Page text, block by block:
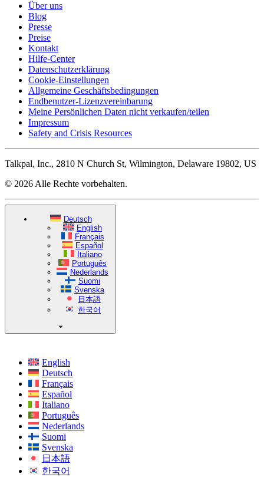
Über uns
Blog
Presse
Preise
Kontakt
Hilfe-Center
Datenschutzerklärung
Cookie-Einstellungen
Allgemeine Geschäftsbedingungen
Endbenutzer-Lizenzvereinbarung
Meine Persönlichen Daten nicht verkaufen/teilen
Impressum
Safety and Crisis Resources
Talkpal, Inc., 2810 N Church St, Wilmington, Delaware 19802, US
© 2026 Alle Rechte vorbehalten.
Deutsch
English
Français
Español
Italiano
Português
Nederlands
Suomi
Svenska
日本語
한국어
English
Deutsch
Français
Español
Italiano
Português
Nederlands
Suomi
Svenska
日本語
한국어